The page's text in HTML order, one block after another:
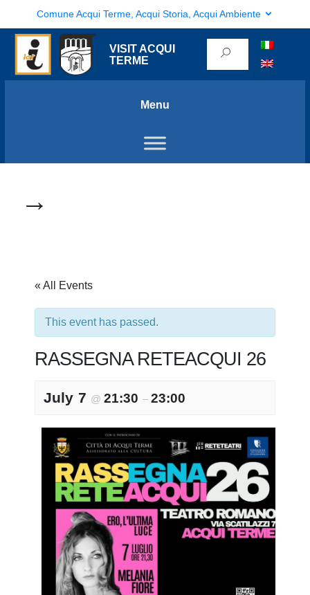
Comune Acqui Terme, Acqui Storia, Acqui Ambiente
VISIT ACQUI
TERME
Menu
→
« All Events
This event has passed.
RASSEGNA RETEACQUI 26
July 7 @ 21:30 – 23:00